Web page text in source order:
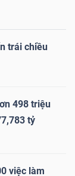
trái chiều
498 triệu
tỷ
việc làm